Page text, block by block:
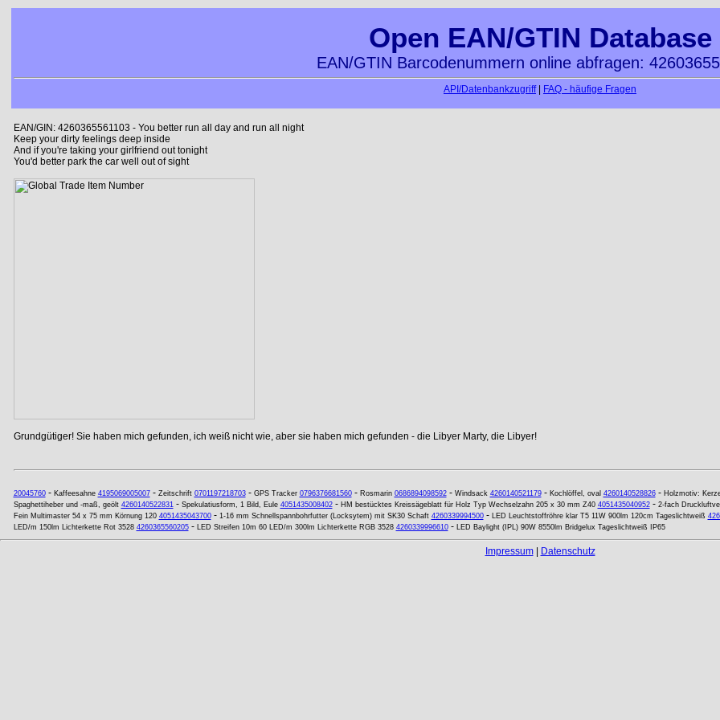
Open EAN/GTIN Database
EAN/GTIN Barcodenummern online abfragen:
API/Datenbankzugriff| FAQ - häufige Fragen
EAN/GIN: 4260365561103 - You better run all day and run all night
Keep your dirty feelings deep inside
And if you're taking your girlfriend out tonight
You'd better park the car well out of sight
Grundgütiger! Sie haben mich gefunden, ich weiß nicht wie, aber sie haben mich gefunden - die Libyer Marty, die Libyer!
20045760- Kaffeesahne 4195069005007- Zeitschrift 0701197218703- GPS Tracker 0796376681560- Rosmarin 0686894098592- Windsack 4260140521179- Kochlöffel, oval 4260140528826- Holzmotiv:
Spaghettiheber und -maß, geölt 4260140522831- Spekulatiusform, 1 Bild, Eule 4051435008402- HM bestücktes Kreissägeblatt für Holz Typ Wechselzahn 205 x 30 mm Z40 4051435040952- 2-fach
Fein Multimaster 54 x 75 mm Körnung 120 4051435043700- 1-16 mm Schnellspannbohrfutter (Locksytem) mit SK30 Schaft 4260339994500- LED Leuchtstoffröhre klar T5 11W 900lm 120cm Tageslichtweiß
LED/m 150lm Lichterkette Rot 3528 4260365560205- LED Streifen 10m 60 LED/m 300lm Lichterkette RGB 3528 4260339996610- LED Baylight (IPL) 90W 8550lm Bridgelux Tageslichtweiß IP65
Impressum| Datenschutz